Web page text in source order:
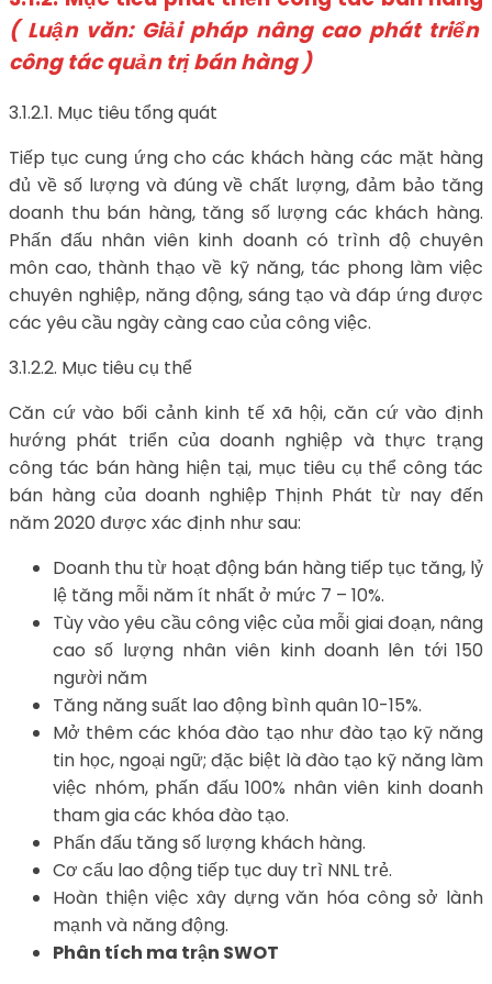
( Luận văn: Giải pháp nâng cao phát triển
công tác quản trị bán hàng )
3.1.2.1. Mục tiêu tổng quát
Tiếp tục cung ứng cho các khách hàng các mặt hàng
đủ về số lượng và đúng về chất lượng, đảm bảo tăng
doanh thu bán hàng, tăng số lượng các khách hàng.
Phấn đấu nhân viên kinh doanh có trình độ chuyên
môn cao, thành thạo về kỹ năng, tác phong làm việc
chuyên nghiệp, năng động, sáng tạo và đáp ứng được
các yêu cầu ngày càng cao của công việc.
3.1.2.2. Mục tiêu cụ thể
Căn cứ vào bối cảnh kinh tế xã hội, căn cứ vào định
hướng phát triển của doanh nghiệp và thực trạng
công tác bán hàng hiện tại, mục tiêu cụ thể công tác
bán hàng của doanh nghiệp Thịnh Phát từ nay đến
năm 2020 được xác định như sau:
Doanh thu từ hoạt động bán hàng tiếp tục tăng, lỷ
lệ tăng mỗi năm ít nhất ở mức 7 – 10%.
Tùy vào yêu cầu công việc của mỗi giai đoạn, nâng
cao số lượng nhân viên kinh doanh lên tới 150
người năm
Tăng năng suất lao động bình quân 10-15%.
Mở thêm các khóa đào tạo như đào tạo kỹ năng
tin học, ngoại ngữ; đặc biệt là đào tạo kỹ năng làm
việc nhóm, phấn đấu 100% nhân viên kinh doanh
tham gia các khóa đào tạo.
Phấn đấu tăng số lượng khách hàng.
Cơ cấu lao động tiếp tục duy trì NNL trẻ.
Hoàn thiện việc xây dựng văn hóa công sở lành
mạnh và năng động.
Phân tích ma trận SWOT